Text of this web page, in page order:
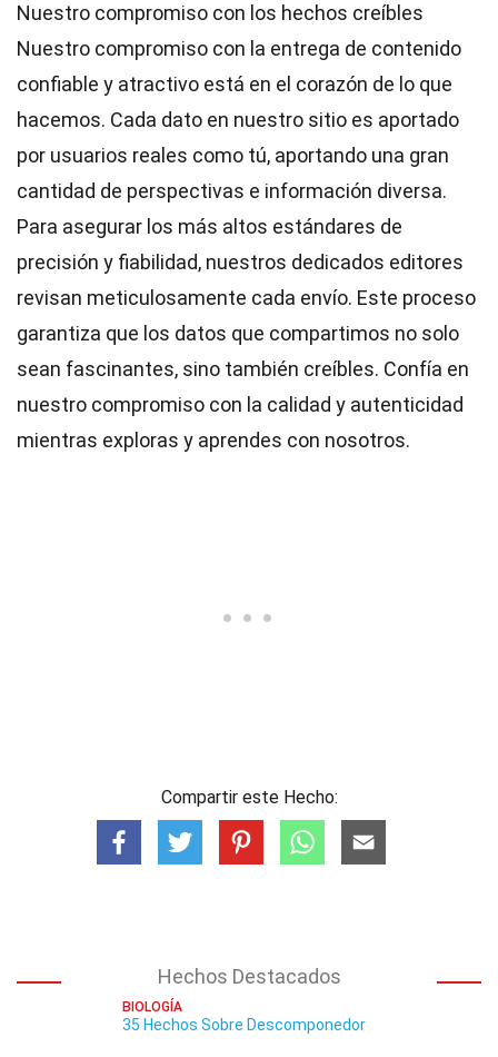
Nuestro compromiso con los hechos creíbles
Nuestro compromiso con la entrega de contenido
confiable y atractivo está en el corazón de lo que
hacemos. Cada dato en nuestro sitio es aportado
por usuarios reales como tú, aportando una gran
cantidad de perspectivas e información diversa.
Para asegurar los más altos estándares de
precisión y fiabilidad, nuestros dedicados editores
revisan meticulosamente cada envío. Este proceso
garantiza que los datos que compartimos no solo
sean fascinantes, sino también creíbles. Confía en
nuestro compromiso con la calidad y autenticidad
mientras exploras y aprendes con nosotros.
Compartir este Hecho:
Hechos Destacados
BIOLOGÍA
35 Hechos Sobre Descomponedor